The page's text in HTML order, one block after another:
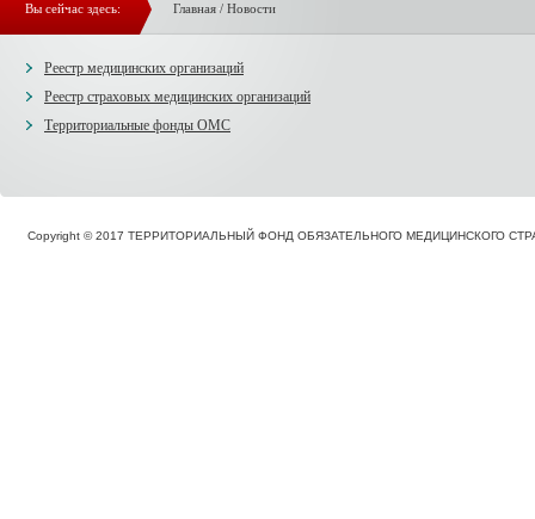
Вы сейчас здесь: Главная/ Новости
Реестр медицинских организаций
Реестр страховых медицинских организаций
Территориальные фонды ОМС
Copyright © 2017 ТЕРРИТОРИАЛЬНЫЙ ФОНД ОБЯЗАТЕЛЬНОГО МЕДИЦИНСКОГО